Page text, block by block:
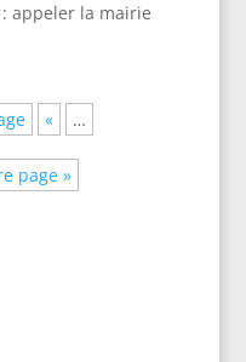
appeler la mairie
«
…
page »